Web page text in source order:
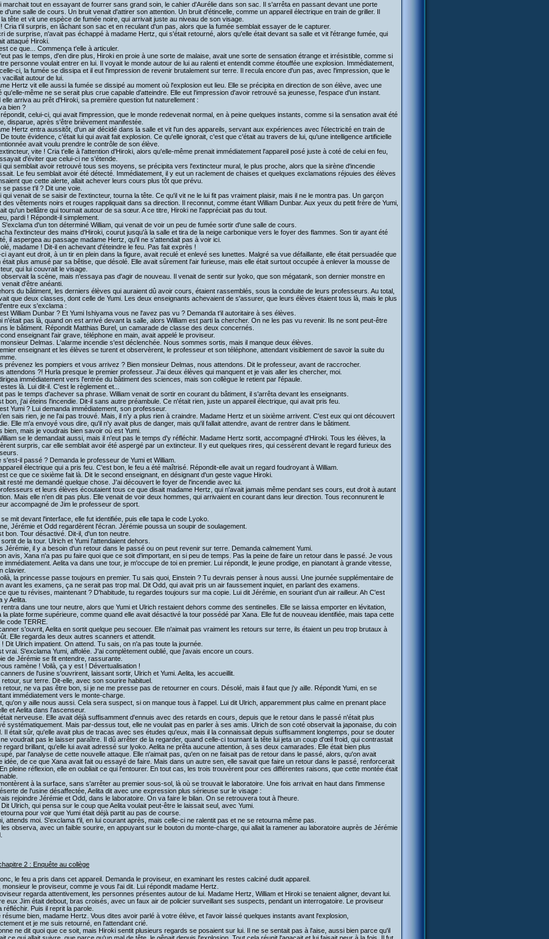
marchait tout en essayant de fourrer sans grand soin, le cahier d'Aurélie dans son sac. Il s'arrêta en passant devant une porte
d'une salle de cours. Un bruit venait d'attirer son attention. Un bruit d'étincelle, comme un appareil électrique en train de griller. Il
tête et vit une espèce de fumée noire, qui arrivait juste au niveau de son visage.
Cria t'il surpris, en lâchant son sac et en reculant d'un pas, alors que la fumée semblait essayer de le capturer.
de surprise, n'avait pas échappé à madame Hertz, qui s'était retourné, alors qu'elle était devant sa salle et vit l'étrange fumée, qui
attaqué Hiroki.
ce que... Commença t'elle à articuler.
pas le temps, d'en dire plus, Hiroki en proie à une sorte de malaise, avait une sorte de sensation étrange et irrésistible, comme si
personne voulait entrer en lui. Il voyait le monde autour de lui au ralenti et entendit comme étouffée une explosion. Immédiatement,
ci, la fumée se dissipa et il eut l'impression de revenir brutalement sur terre. Il recula encore d'un pas, avec l'impression, que le
vacillait autour de lui.
Hertz vit elle aussi la fumée se dissipé au moment où l'explosion eut lieu. Elle se précipita en direction de son élève, avec une
qu'elle-même ne se serait plus crue capable d'atteindre. Elle eut l'impression d'avoir retrouvé sa jeunesse, l'espace d'un instant.
elle arriva au prêt d'Hiroki, sa première question fut naturellement :
bien ?
celui-ci, qui avait l'impression, que le monde redevenait normal, en à peine quelques instants, comme si la sensation avait été
disparue, après s'être brièvement manifestée.
Hertz entra aussitôt, d'un air décidé dans la salle et vit l'un des appareils, servant aux expériences avec l'électricité en train de
toute évidence, c'était lui qui avait fait explosion. Ce qu'elle ignorait, c'est que c'était au travers de lui, qu'une intelligence artificielle
avait voulu prendre le contrôle de son élève.
vite ! Cria t'elle à l'attention d'Hiroki, alors qu'elle-même prenait immédiatement l'appareil posé juste à coté de celui en feu,
d'éviter que celui-ci ne s'étende.
qui semblait avoir retrouvé tous ses moyens, se précipita vers l'extincteur mural, le plus proche, alors que la sirène d'incendie
Le feu semblait avoir été détecté. Immédiatement, il y eut un raclement de chaises et quelques exclamations réjouies des élèves
que cette alerte, allait achever leurs cours plus tôt que prévu.
se passe t'il ? Dit une voie.
qui venait de se saisir de l'extincteur, tourna la tête. Ce qu'il vit ne le lui fit pas vraiment plaisir, mais il ne le montra pas. Un garçon
des vêtements noirs et rouges rappliquait dans sa direction. Il reconnut, comme étant William Dunbar. Aux yeux du petit frère de Yumi,
qu'un bellâtre qui tournait autour de sa sœur. A ce titre, Hiroki ne l'appréciait pas du tout.
pardi ! Répondit-il simplement.
S'exclama d'un ton déterminé William, qui venait de voir un peu de fumée sortir d'une salle de cours.
l'extincteur des mains d'Hiroki, courut jusqu'à la salle et tira de la neige carbonique vers le foyer des flammes. Son tir ayant été
il aspergea au passage madame Hertz, qu'il ne s'attendait pas à voir ici.
madame ! Dit-il en achevant d'éteindre le feu. Pas fait exprès !
ci ayant eut droit, à un tir en plein dans la figure, avait reculé et enlevé ses lunettes. Malgré sa vue défaillante, elle était persuadée que
était plus amusé par sa bêtise, que désolé. Elle avait sûrement l'air furieuse, mais elle était surtout occupée à enlever la mousse de
qui lui couvrait le visage.
observait la scène, mais n'essaya pas d'agir de nouveau. Il venait de sentir sur lyoko, que son mégatank, son dernier monstre en
d'être anéanti.
du bâtiment, les derniers élèves qui auraient dû avoir cours, étaient rassemblés, sous la conduite de leurs professeurs. Au total,
que deux classes, dont celle de Yumi. Les deux enseignants achevaient de s'assurer, que leurs élèves étaient tous là, mais le plus
eux s'exclama :
William Dunbar ? Et Yumi Ishiyama vous ne l'avez pas vu ? Demanda t'il autoritaire à ses élèves.
n'était pas là, quand on est arrivé devant la salle, alors William est parti la chercher. On ne les pas vu revenir. Ils ne sont peut-être
le bâtiment. Répondit Matthias Burel, un camarade de classe des deux concernés.
enseignant l'air grave, téléphone en main, avait appelé le proviseur.
Delmas. L'alarme incendie s'est déclenchée. Nous sommes sortis, mais il manque deux élèves.
enseignant et les élèves se turent et observèrent, le professeur et son téléphone, attendant visiblement de savoir la suite du
prévenez les pompiers et vous arrivez ? Bien monsieur Delmas, nous attendons. Dit le professeur, avant de raccrocher.
attendons ?! Hurla presque le premier professeur. J'ai deux élèves qui manquent et je vais aller les chercher, moi.
immédiatement vers l'entrée du bâtiment des sciences, mais son collègue le retient par l'épaule.
là. Lui dit-il. C'est le règlement et...
pas le temps d'achever sa phrase. William venait de sortir en courant du bâtiment, il s'arrêta devant les enseignants.
bon, j'ai éteins l'incendie. Dit-il sans autre préambule. Ce n'était rien, juste un appareil électrique, qui avait pris feu.
Yumi ? Lui demanda immédiatement, son professeur.
sais rien, je ne l'ai pas trouvé. Mais, il n'y a plus rien à craindre. Madame Hertz et un sixième arrivent. C'est eux qui ont découvert
Elle m'a envoyé vous dire, qu'il n'y avait plus de danger, mais qu'il fallait attendre, avant de rentrer dans le bâtiment.
bien, mais je voudrais bien savoir où est Yumi.
se le demandait aussi, mais il n'eut pas le temps d'y réfléchir. Madame Hertz sortit, accompagné d'Hiroki. Tous les élèves, la
surpris, car elle semblait avoir été aspergé par un extincteur. Il y eut quelques rires, qui cessèrent devant le regard furieux des
s'est-il passé ? Demanda le professeur de Yumi et William.
électrique qui a pris feu. C'est bon, le feu a été maîtrisé. Répondit-elle avait un regard foudroyant à William.
ce que ce sixième fait là. Dit le second enseignant, en désignant d'un geste vague Hiroki.
resté me demandé quelque chose. J'ai découvert le foyer de l'incendie avec lui.
et leurs élèves écoutaient tous ce que disait madame Hertz, qui n'avait jamais même pendant ses cours, eut droit à autant
Mais elle n'en dit pas plus. Elle venait de voir deux hommes, qui arrivaient en courant dans leur direction. Tous reconnurent le
accompagné de Jim le professeur de sport.
se mit devant l'interface, elle fut identifiée, puis elle tapa le code Lyoko.
Jérémie et Odd regardèrent l'écran. Jérémie poussa un soupir de soulagement.
bon. Tour désactivé. Dit-il, d'un ton neutre.
sortit de la tour. Ulrich et Yumi l'attendaient dehors.
Jérémie, il y a besoin d'un retour dans le passé ou on peut revenir sur terre. Demanda calmement Yumi.
avis, Xana n'a pas pu faire quoi que ce soit d'important, en si peu de temps. Pas la peine de faire un retour dans le passé. Je vous
immédiatement. Aelita va dans une tour, je m'occupe de toi en premier. Lui répondit, le jeune prodige, en pianotant à grande vitesse,
clavier.
la princesse passe toujours en premier. Tu sais quoi, Einstein ? Tu devrais penser à nous aussi. Une journée supplémentaire de
avant les examens, ça ne serait pas trop mal. Dit Odd, qui avait pris un air faussement inquiet, en parlant des examens.
que tu révises, maintenant ? D'habitude, tu regardes toujours sur ma copie. Lui dit Jérémie, en souriant d'un air railleur. Ah C'est
y Aelita.
rentra dans une tour neutre, alors que Yumi et Ulrich restaient dehors comme des sentinelles. Elle se laissa emporter en lévitation,
la plate forme supérieure, comme quand elle avait désactivé la tour possédé par Xana. Elle fut de nouveau identifiée, mais tapa cette
code TERRE.
s'ouvrit, Aelita en sortit quelque peu secouer. Elle n'aimait pas vraiment les retours sur terre, ils étaient un peu trop brutaux à
Elle regarda les deux autres scanners et attendit.
! Dit Ulrich impatient. On attend. Tu sais, on n'a pas toute la journée.
vrai. S'exclama Yumi, affolée. J'ai complètement oublié, que j'avais encore un cours.
de Jérémie se fit entendre, rassurante.
ramène ! Voilà, ça y est ! Dévertualisation !
de l'usine s'ouvrirent, laissant sortir, Ulrich et Yumi. Aelita, les accueillit.
retour, sur terre. Dit-elle, avec son sourire habituel.
retour, ne va pas être bon, si je ne me presse pas de retourner en cours. Désolé, mais il faut que j'y aille. Répondit Yumi, en se
immédiatement vers le monte-charge.
qu'on y aille nous aussi. Cela sera suspect, si on manque tous à l'appel. Lui dit Ulrich, apparemment plus calme en prenant place
et Aelita dans l'ascenseur.
nerveuse. Elle avait déjà suffisamment d'ennuis avec des retards en cours, depuis que le retour dans le passé n'était plus
systématiquement. Mais par-dessus tout, elle ne voulait pas en parler à ses amis. Ulrich de son coté observait la japonaise, du coin
Il était sûr, qu'elle avait plus de tracas avec ses études qu'eux, mais il la connaissait depuis suffisamment longtemps, pour se douter
voudrait pas le laisser paraître. Il dû arrêter de la regarder, quand celle-ci tournant la tête lui jeta un coup d'œil froid, qui contrastait
regard brillant, qu'elle lui avait adressé sur lyoko. Aelita ne prêta aucune attention, à ses deux camarades. Elle était bien plus
par l'analyse de cette nouvelle attaque. Elle n'aimait pas, qu'en on ne faisait pas de retour dans le passé, alors, qu'on avait
idée, de ce que Xana avait fait ou essayé de faire. Mais dans un autre sen, elle savait que faire un retour dans le passé, renforcerait
pleine réflexion, elle en oubliait ce qui l'entourer. En tout cas, les trois trouvèrent pour ces différentes raisons, que cette montée était
à la surface, sans s'arrêter au premier sous-sol, là où se trouvait le laboratoire. Une fois arrivait en haut dans l'immense
de l'usine désaffectée, Aelita dit avec une expression plus sérieuse sur le visage :
rejoindre Jérémie et Odd, dans le laboratoire. On va faire le bilan. On se retrouvera tout à l'heure.
Ulrich, qui pensa sur le coup que Aelita voulait peut-être le laissait seul, avec Yumi.
pour voir que Yumi était déjà partit au pas de course.
attends moi. S'exclama t'il, en lui courant après, mais celle-ci ne ralentit pas et ne se retourna même pas.
les observa, avec un faible sourire, en appuyant sur le bouton du monte-charge, qui allait la ramener au laboratoire auprès de Jérémie
2 : Enquête au collège
le feu a pris dans cet appareil. Demanda le proviseur, en examinant les restes calciné dudit appareil.
monsieur le proviseur, comme je vous l'ai dit. Lui répondit madame Hertz.
regarda attentivement, les personnes présentes autour de lui. Madame Hertz, William et Hiroki se tenaient aligner, devant lui.
eux Jim était debout, bras croisés, avec un faux air de policier surveillant ses suspects, pendant un interrogatoire. Le proviseur
réfléchir. Puis il reprit la parole.
résume bien, madame Hertz. Vous dites avoir parlé à votre élève, et l'avoir laissé quelques instants avant l'explosion,
et je me suis retourné, en l'attendant crié.
ne dit quoi que ce soit, mais Hiroki sentit plusieurs regards se posaient sur lui. Il ne se sentait pas à l'aise, aussi bien parce qu'il